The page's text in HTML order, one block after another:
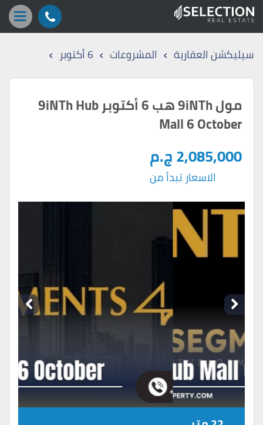
سيليكشن العقارية › المشروعات › 6 أكتوبر ›
مول 9iNTh هب 6 أكتوبر 9iNTh Hub
Mall 6 October
2,085,000 ج.م
الاسعار تبدأ من